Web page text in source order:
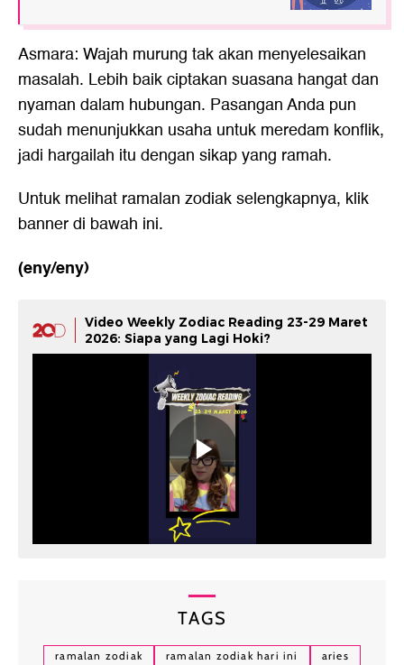
Asmara: Wajah murung tak akan menyelesaikan
masalah. Lebih baik ciptakan suasana hangat dan
nyaman dalam hubungan. Pasangan Anda pun
sudah menunjukkan usaha untuk meredam konflik,
jadi hargailah itu dengan sikap yang ramah.
Untuk melihat ramalan zodiak selengkapnya, klik
banner di bawah ini.
(eny/eny)
Video Weekly Zodiac Reading 23-29 Maret
2026: Siapa yang Lagi Hoki?
TAGS
ramalan zodiak ramalan zodiak hari ini
aries